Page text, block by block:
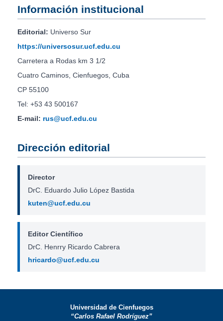
Información institucional
Editorial: Universo Sur
https://universosur.ucf.edu.cu
Carretera a Rodas km 3 1/2
Cuatro Caminos, Cienfuegos, Cuba
CP 55100
Tel: +53 43 500167
E-mail: rus@ucf.edu.cu
Dirección editorial
Director
DrC. Eduardo Julio López Bastida
kuten@ucf.edu.cu
Editor Científico
DrC. Henrry Ricardo Cabrera
hricardo@ucf.edu.cu
Universidad de Cienfuegos
“Carlos Rafael Rodríguez”